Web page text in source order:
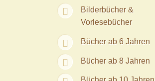
Bilderbücher &
Vorlesebücher
Bücher ab 6 Jahren
Bücher ab 8 Jahren